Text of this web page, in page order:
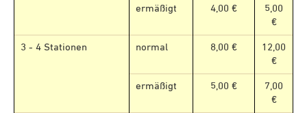
ermäßigt 4,00 €
5,00
€
3 - 4 Stationen normal 8,00 €
12,00
€
ermäßigt 5,00 €
7,00
€